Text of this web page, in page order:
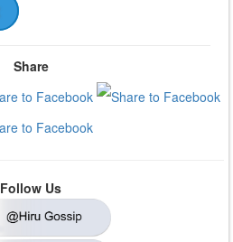
Share
Follow Us